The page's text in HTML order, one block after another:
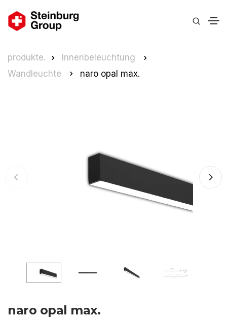
produkte.
Innenbeleuchtung
Wandleuchte
naro opal max.
naro opal max.